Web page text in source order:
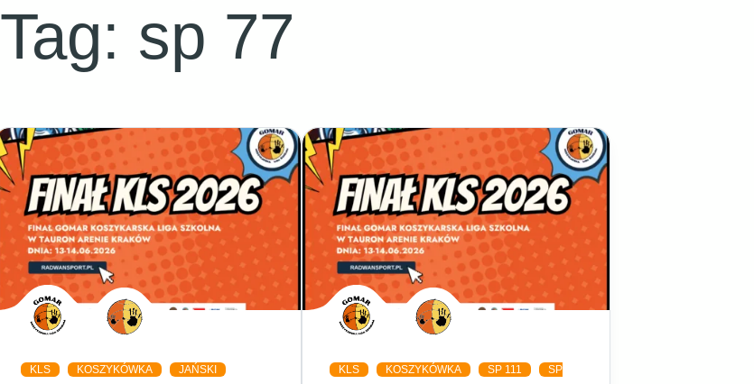
Tag: sp 77
KLS KOSZYKÓWKA JAŃSKI KLS KOSZYKÓWKA SP 111 SP